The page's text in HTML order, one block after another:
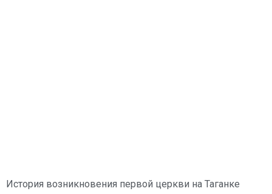
История возникновения первой церкви на Таганке